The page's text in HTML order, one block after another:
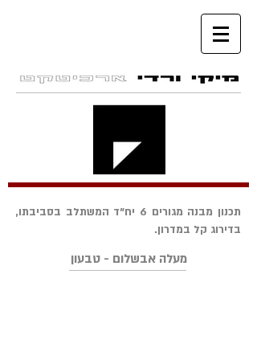
תכנון מבנה מגורים 6 יח"ד המשתלב בסביבתו,
בדירוג קל במדרון.
מעלה אבשלום - טבעון